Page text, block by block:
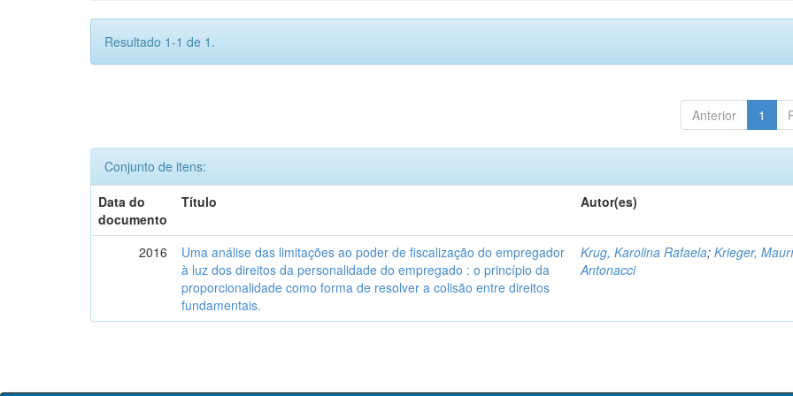
Resultado 1-1 de 1.
Anterior 1
Conjunto de itens:
Data do
documento
Título Autor(es)
2016
Uma análise das limitações ao poder de fiscalização do empregador
à luz dos direitos da personalidade do empregado : o princípio da
proporcionalidade como forma de resolver a colisão entre direitos
fundamentais.
Krug, Karolina Rafaela;Krieger,
Antonacci